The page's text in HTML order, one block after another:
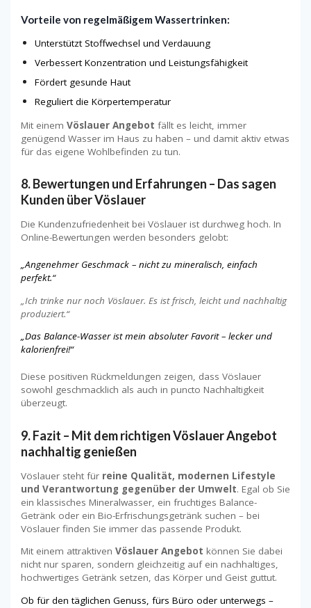
Vorteile von regelmäßigem Wassertrinken:
Unterstützt Stoffwechsel und Verdauung
Verbessert Konzentration und Leistungsfähigkeit
Fördert gesunde Haut
Reguliert die Körpertemperatur
Mit einem Vöslauer Angebot fällt es leicht, immer
genügend Wasser im Haus zu haben – und damit aktiv etwas
für das eigene Wohlbefinden zu tun.
8. Bewertungen und Erfahrungen – Das sagen
Kunden über Vöslauer
Die Kundenzufriedenheit bei Vöslauer ist durchweg hoch. In
Online-Bewertungen werden besonders gelobt:
„Angenehmer Geschmack – nicht zu mineralisch, einfach
perfekt.“
„Ich trinke nur noch Vöslauer. Es ist frisch, leicht und nachhaltig
produziert.“
„Das Balance-Wasser ist mein absoluter Favorit – lecker und
kalorienfrei!“
Diese positiven Rückmeldungen zeigen, dass Vöslauer
sowohl geschmacklich als auch in puncto Nachhaltigkeit
überzeugt.
9. Fazit – Mit dem richtigen Vöslauer Angebot
nachhaltig genießen
Vöslauer steht für reine Qualität, modernen Lifestyle
und Verantwortung gegenüber der Umwelt. Egal ob Sie
ein klassisches Mineralwasser, ein fruchtiges Balance-
Getränk oder ein Bio-Erfrischungsgetränk suchen – bei
Vöslauer finden Sie immer das passende Produkt.
Mit einem attraktiven Vöslauer Angebot können Sie dabei
nicht nur sparen, sondern gleichzeitig auf ein nachhaltiges,
hochwertiges Getränk setzen, das Körper und Geist guttut.
Ob für den täglichen Genuss, fürs Büro oder unterwegs –